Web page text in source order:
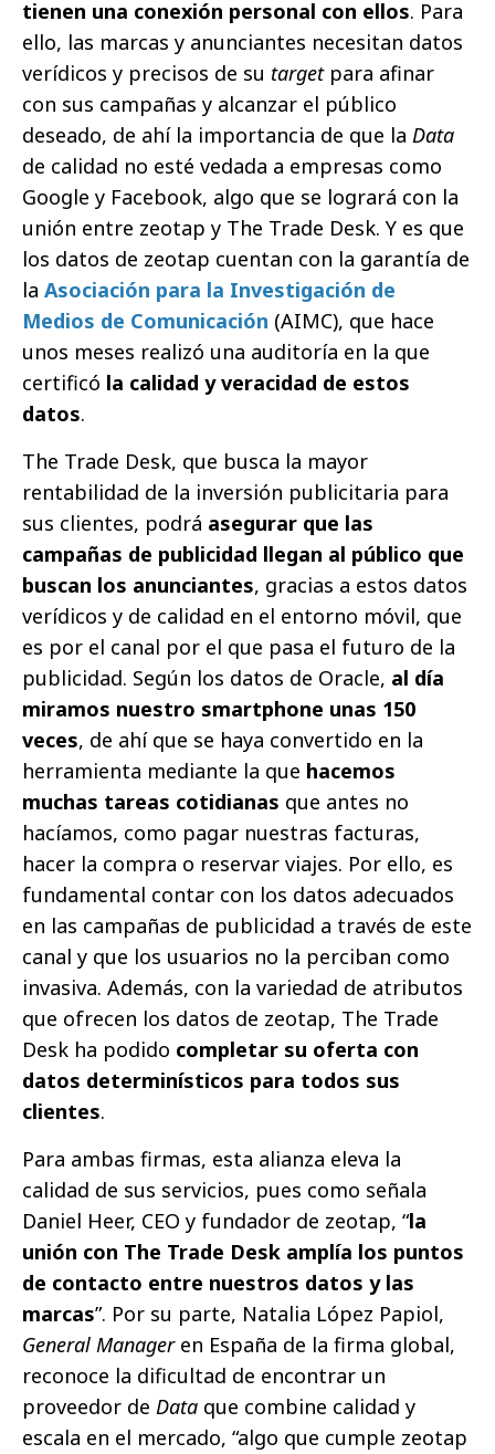
tienen una conexión personal con ellos. Para
ello, las marcas y anunciantes necesitan datos
verídicos y precisos de su target para afinar
con sus campañas y alcanzar el público
deseado, de ahí la importancia de que la Data
de calidad no esté vedada a empresas como
Google y Facebook, algo que se logrará con la
unión entre zeotap y The Trade Desk. Y es que
los datos de zeotap cuentan con la garantía de
la Asociación para la Investigación de
Medios de Comunicación (AIMC), que hace
unos meses realizó una auditoría en la que
certificó la calidad y veracidad de estos
datos.
The Trade Desk, que busca la mayor
rentabilidad de la inversión publicitaria para
sus clientes, podrá asegurar que las
campañas de publicidad llegan al público que
buscan los anunciantes, gracias a estos datos
verídicos y de calidad en el entorno móvil, que
es por el canal por el que pasa el futuro de la
publicidad. Según los datos de Oracle, al día
miramos nuestro smartphone unas 150
veces, de ahí que se haya convertido en la
herramienta mediante la que hacemos
muchas tareas cotidianas que antes no
hacíamos, como pagar nuestras facturas,
hacer la compra o reservar viajes. Por ello, es
fundamental contar con los datos adecuados
en las campañas de publicidad a través de este
canal y que los usuarios no la perciban como
invasiva. Además, con la variedad de atributos
que ofrecen los datos de zeotap, The Trade
Desk ha podido completar su oferta con
datos determinísticos para todos sus
clientes.
Para ambas firmas, esta alianza eleva la
calidad de sus servicios, pues como señala
Daniel Heer, CEO y fundador de zeotap, “la
unión con The Trade Desk amplía los puntos
de contacto entre nuestros datos y las
marcas”. Por su parte, Natalia López Papiol,
General Manageren España de la firma global,
reconoce la dificultad de encontrar un
proveedor de Data que combine calidad y
escala en el mercado, “algo que cumple zeotap